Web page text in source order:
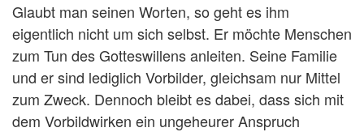
Glaubt man seinen Worten, so geht es ihm
eigentlich nicht um sich selbst. Er möchte Menschen
zum Tun des Gotteswillens anleiten. Seine Familie
und er sind lediglich Vorbilder, gleichsam nur Mittel
zum Zweck. Dennoch bleibt es dabei, dass sich mit
dem Vorbildwirken ein ungeheurer Anspruch